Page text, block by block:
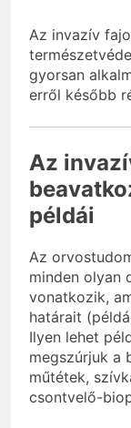
Az invazív
gyorsan
erről később
Az
példái
Az
minden olyan
vonatkozik,
határait
Ilyen lehet
megszúrjuk a
műtétek,
csontvelő-